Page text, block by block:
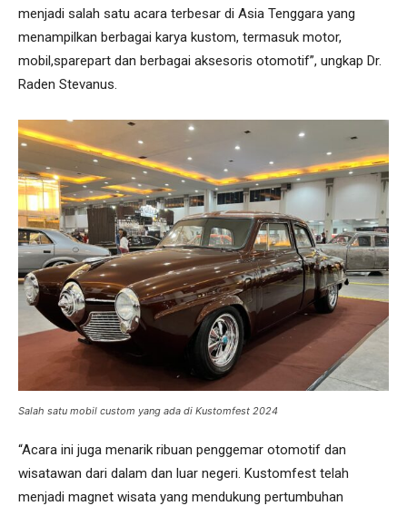
menjadi salah satu acara terbesar di Asia Tenggara yang
menampilkan berbagai karya kustom, termasuk motor,
mobil,sparepart dan berbagai aksesoris otomotif”, ungkap Dr.
Raden Stevanus.
Salah satu mobil custom yang ada di Kustomfest 2024
“Acara ini juga menarik ribuan penggemar otomotif dan
wisatawan dari dalam dan luar negeri. Kustomfest telah
menjadi magnet wisata yang mendukung pertumbuhan